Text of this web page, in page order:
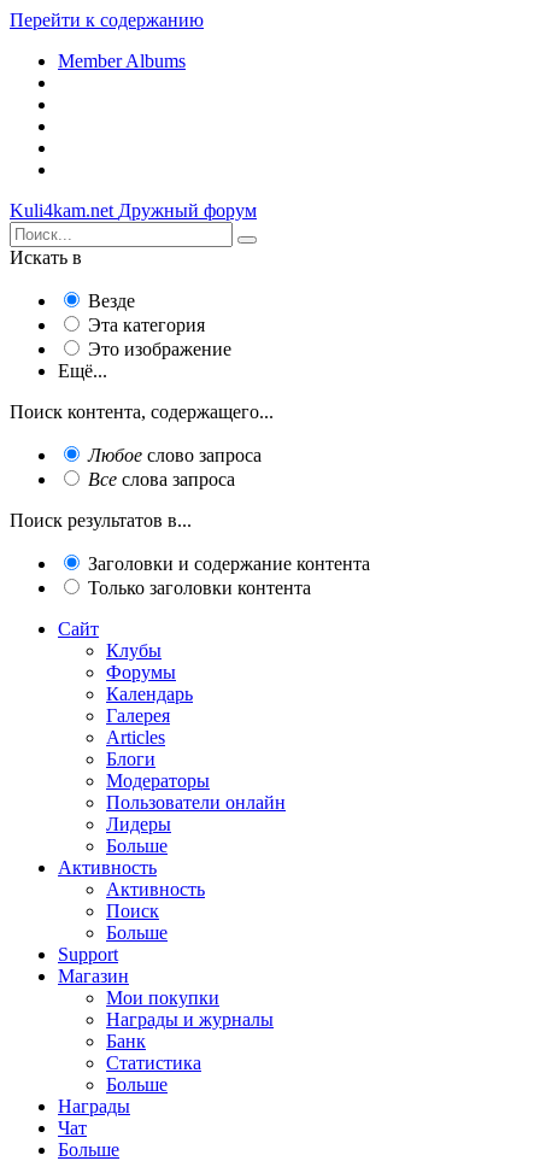
Перейти к содержанию
Member Albums
Kuli4kam.net Дружный форум
Искать в
Везде
Эта категория
Это изображение
Ещё...
Поиск контента, содержащего...
Любое слово запроса
Все слова запроса
Поиск результатов в...
Заголовки и содержание контента
Только заголовки контента
Сайт
Клубы
Форумы
Календарь
Галерея
Articles
Блоги
Модераторы
Пользователи онлайн
Лидеры
Больше
Активность
Активность
Поиск
Больше
Support
Магазин
Мои покупки
Награды и журналы
Банк
Статистика
Больше
Награды
Чат
Больше